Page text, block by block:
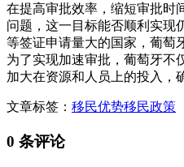
在提高审批效率，缩短审批时
问题，这一目标能否顺利实现
等签证申请量大的国家，葡萄
为了实现加速审批，葡萄牙不
加大在资源和人员上的投入，
文章标签： 移民优势移民政策
0 条评论